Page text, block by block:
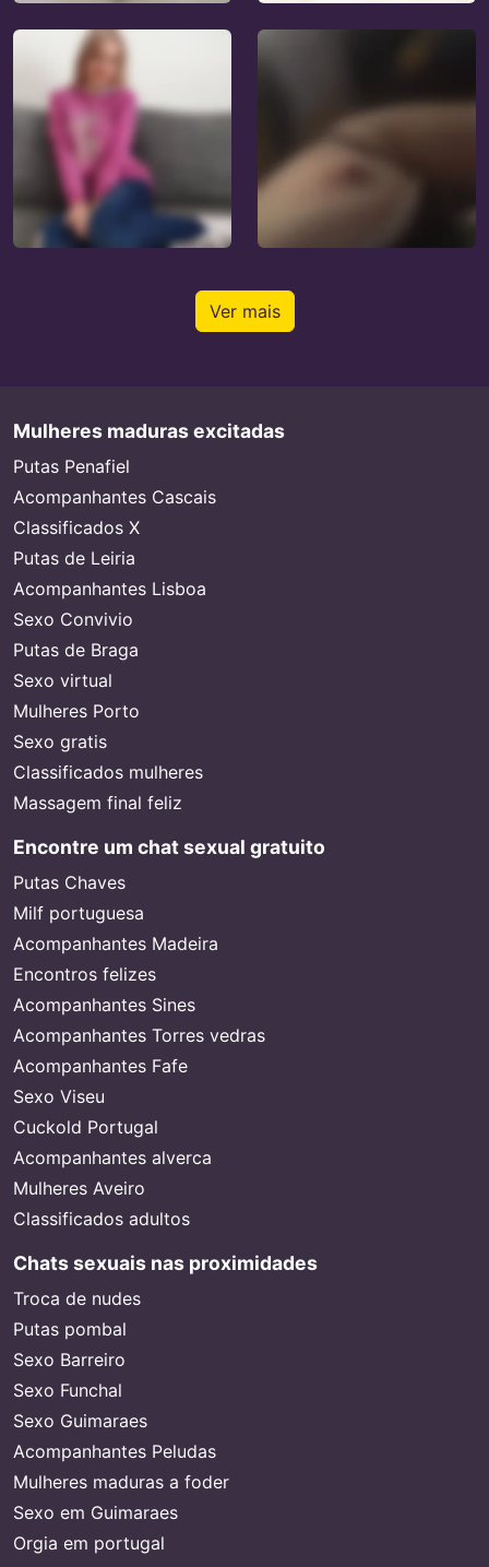
Ver mais
Mulheres maduras excitadas
Putas Penafiel
Acompanhantes Cascais
Classificados X
Putas de Leiria
Acompanhantes Lisboa
Sexo Convivio
Putas de Braga
Sexo virtual
Mulheres Porto
Sexo gratis
Classificados mulheres
Massagem final feliz
Encontre um chat sexual gratuito
Putas Chaves
Milf portuguesa
Acompanhantes Madeira
Encontros felizes
Acompanhantes Sines
Acompanhantes Torres vedras
Acompanhantes Fafe
Sexo Viseu
Cuckold Portugal
Acompanhantes alverca
Mulheres Aveiro
Classificados adultos
Chats sexuais nas proximidades
Troca de nudes
Putas pombal
Sexo Barreiro
Sexo Funchal
Sexo Guimaraes
Acompanhantes Peludas
Mulheres maduras a foder
Sexo em Guimaraes
Orgia em portugal